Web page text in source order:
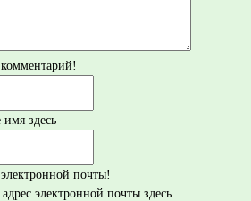
здесь
почты!
электронной почты здесь